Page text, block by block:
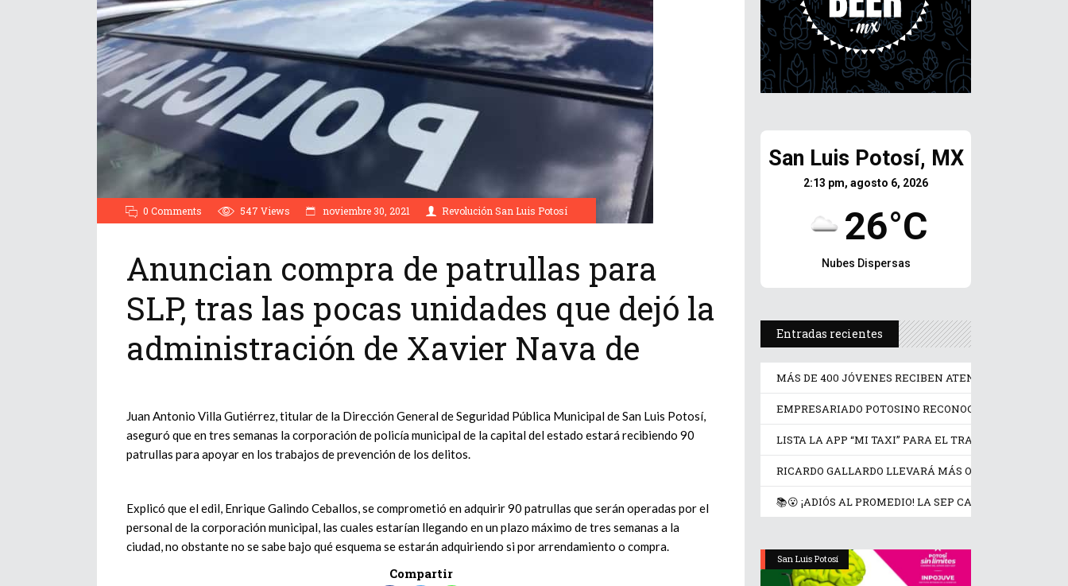
0 Comments 547 Views noviembre 30, 2021 Revolución San Luis Potosí
Anuncian compra de patrullas para
SLP, tras las pocas unidades que dejó la
administración de Xavier Nava de
Juan Antonio Villa Gutiérrez, titular de la Dirección General de Seguridad Pública Municipal de San Luis Potosí,
aseguró que en tres semanas la corporación de policía municipal de la capital del estado estará recibiendo 90
patrullas para apoyar en los trabajos de prevención de los delitos.
Explicó que el edil, Enrique Galindo Ceballos, se comprometió en adquirir 90 patrullas que serán operadas por el
personal de la corporación municipal, las cuales estarían llegando en un plazo máximo de tres semanas a la
ciudad, no obstante no se sabe bajo qué esquema se estarán adquiriendo si por arrendamiento o compra.
Compartir
San Luis Potosí, MX
2:13 pm, agosto 6, 2026
26°C
Nubes Dispersas
Entradas recientes
MÁS DE 400 JÓVENES RECIBEN ATENCIÓN
EMPRESARIADO POTOSINO RECONOCE IMPULSO DE
LISTA LA APP “MI TAXI” PARA EL TRANSPORTE
RICARDO GALLARDO LLEVARÁ MÁS OBRAS Y APOYOS
📚😮 ¡ADIÓS AL PROMEDIO! LA SEP CAMBIA LAS
San Luis Potosí